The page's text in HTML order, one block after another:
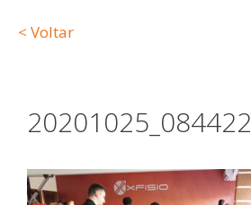
< Voltar
20201025_084422